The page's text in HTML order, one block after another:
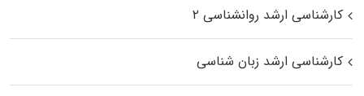
کارشناسی ارشد روانشناسی ۲
کارشناسی ارشد زبان شناسی